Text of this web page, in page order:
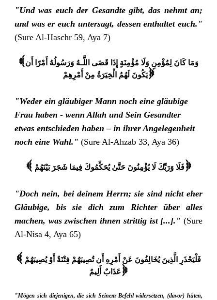
"Und was euch der Gesandte gibt, das nehmt an;
und was er euch untersagt, dessen enthaltet euch."
(Sure Al-Haschr 59, Aya 7)
{وَمَا كَانَ لِمُؤْمِنٍ وَلَا مُؤْمِنَةٍ إِذَا قَضَى اللَّـهُ وَرَسُولُهُ أَمْرًا أَن
يَكُونَ لَهُمُ الْخِيَرَةُ مِنْ أَمْرِهِمْ}
"Weder ein gläubiger Mann noch eine gläubige
Frau haben - wenn Allah und Sein Gesandter
etwas entschieden haben – in ihrer Angelegenheit
noch eine Wahl." (Sure Al-Ahzab 33, Aya 36)
{ فَلَا وَرَبِّكَ لَا يُؤْمِنُونَ حَتَّىٰ يُحَكِّمُوكَ فِيمَا شَجَرَ بَيْنَهُمْ}
"Doch nein, bei deinem Herrn; sie sind nicht eher
Gläubige, bis sie dich zum Richter über alles
machen, was zwischen ihnen strittig ist [...]." (Sure
Al-Nisa 4, Aya 65)
{ فَلْيَحْذَرِ الَّذِينَ يُخَالِفُونَ عَنْ أَمْرِهِ أَن تُصِيبَهُمْ فِتْنَةٌ أَوْ يُصِيبَهُمْ
عَذَابٌ أَلِيمٌ }
"Mögen sich diejenigen, die sich Seinem Befehl widersetzen, (davor) hüten,